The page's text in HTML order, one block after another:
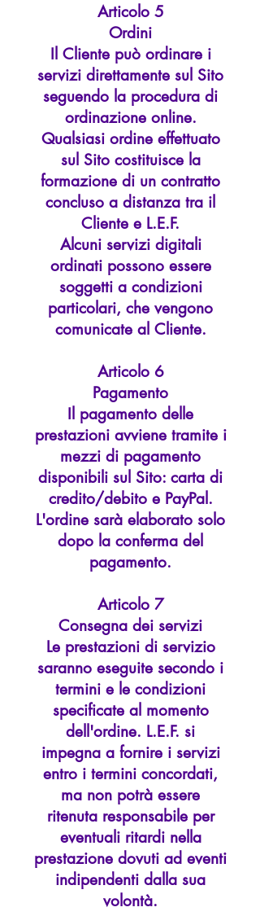
Articolo 5
Ordini
Il Cliente può ordinare i
servizi direttamente sul Sito
seguendo la procedura di
ordinazione online.
Qualsiasi ordine effettuato
sul Sito costituisce la
formazione di un contratto
concluso a distanza tra il
Cliente e L.E.F.
Alcuni servizi digitali
ordinati possono essere
soggetti a condizioni
particolari, che vengono
comunicate al Cliente.
Articolo 6
Pagamento
Il pagamento delle
prestazioni avviene tramite i
mezzi di pagamento
disponibili sul Sito: carta di
credito/debito e PayPal.
L'ordine sarà elaborato solo
dopo la conferma del
pagamento.
Articolo 7
Consegna dei servizi
Le prestazioni di servizio
saranno eseguite secondo i
termini e le condizioni
specificate al momento
dell'ordine. L.E.F. si
impegna a fornire i servizi
entro i termini concordati,
ma non potrà essere
ritenuta responsabile per
eventuali ritardi nella
prestazione dovuti ad eventi
indipendenti dalla sua
volontà.